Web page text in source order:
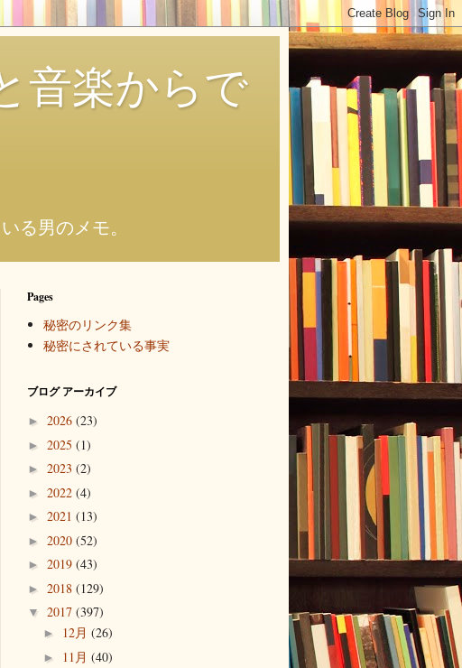
音楽からで
る男のメモ。
Pages
秘密のリンク集
秘密にされている事実
ブログ アーカイブ
► 2026 (23)
► 2025 (1)
► 2023 (2)
► 2022 (4)
► 2021 (13)
► 2020 (52)
► 2019 (43)
► 2018 (129)
▼ 2017 (397)
► 12月 (26)
► 11月 (40)